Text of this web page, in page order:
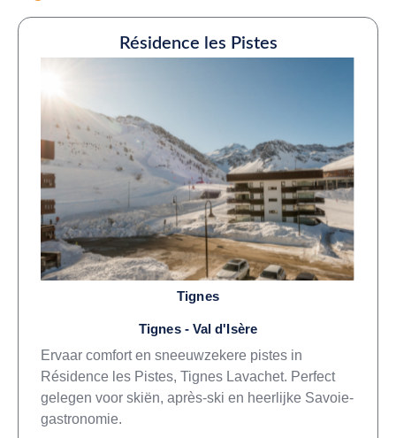
Résidence les Pistes
Tignes
Tignes - Val d'Isère
Ervaar comfort en sneeuwzekere pistes in
Résidence les Pistes, Tignes Lavachet. Perfect
gelegen voor skiën, après-ski en heerlijke Savoie-
gastronomie.